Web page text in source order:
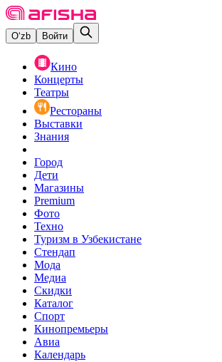
O‘zb Войти
Кино
Концерты
Театры
Рестораны
Выставки
Знания
Город
Дети
Магазины
Premium
Фото
Техно
Туризм в Узбекистане
Стендап
Мода
Медиа
Скидки
Каталог
Спорт
Кинопремьеры
Авиа
Календарь